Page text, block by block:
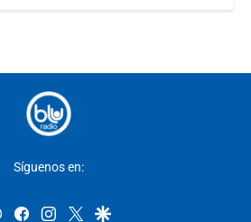
Síguenos en:
whatsappfacebookinstagram
twittergoogle